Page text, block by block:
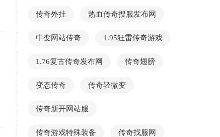
传奇外挂 热血传奇搜服发布网
中变网站传奇 1.95狂雷传奇游戏
1.76复古传奇发布网 传奇翅膀
变态传奇 传奇轻微变
传奇新开网站服
传奇游戏特殊装备 传奇找服网